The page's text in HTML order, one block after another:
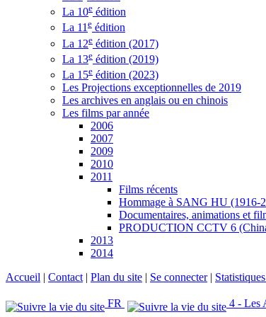
La 10e édition
La 11 e édition
La 12e édition (2017)
La 13e édition (2019)
La 15e édition (2023)
Les Projections exceptionnelles de 2019
Les archives en anglais ou en chinois
Les films par année
2006
2007
2009
2010
2011
Films récents
Hommage à SANG HU (1916-
Documentaires, animations et
PRODUCTION CCTV 6
2013
2014
Accueil | Contact | Plan du site | Se connecter|
FR 4 - Les